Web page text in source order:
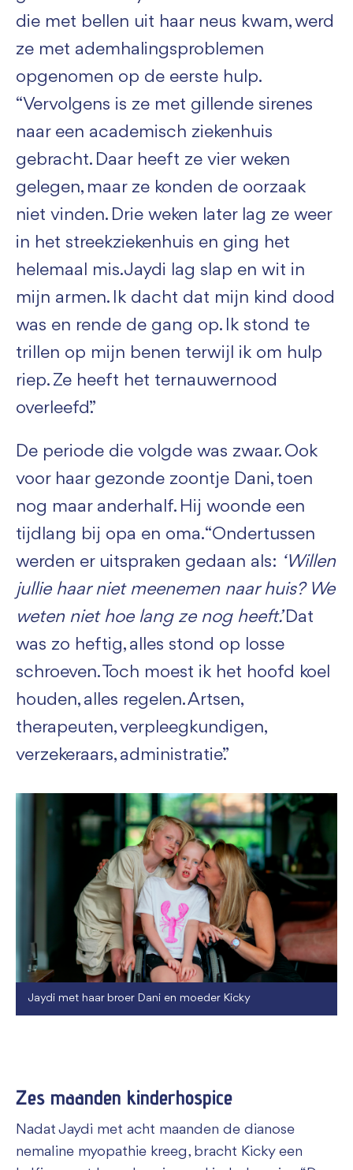
die met bellen uit haar neus kwam, werd
ze met ademhalingsproblemen
opgenomen op de eerste hulp.
“Vervolgens is ze met gillende sirenes
naar een academisch ziekenhuis
gebracht. Daar heeft ze vier weken
gelegen, maar ze konden de oorzaak
niet vinden. Drie weken later lag ze weer
in het streekziekenhuis en ging het
helemaal mis. Jaydi lag slap en wit in
mijn armen. Ik dacht dat mijn kind dood
was en rende de gang op. Ik stond te
trillen op mijn benen terwijl ik om hulp
riep. Ze heeft het ternauwernood
overleefd.”
De periode die volgde was zwaar. Ook
voor haar gezonde zoontje Dani, toen
nog maar anderhalf. Hij woonde een
tijdlang bij opa en oma. “Ondertussen
werden er uitspraken gedaan als: ‘Willen
jullie haar niet meenemen naar huis? We
weten niet hoe lang ze nog heeft.’Dat
was zo heftig, alles stond op losse
schroeven. Toch moest ik het hoofd koel
houden, alles regelen. Artsen,
therapeuten, verpleegkundigen,
verzekeraars, administratie.”
Jaydi met haar broer Dani en moeder Kicky
Zes maanden kinderhospice
Nadat Jaydi met acht maanden de dianose
nemaline myopathie kreeg, bracht Kicky een